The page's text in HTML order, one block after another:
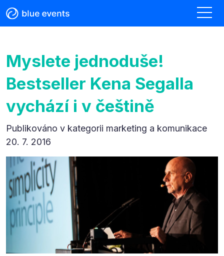
Myslete jednoduše!
Bestseller Kena Segalla
vychází i v češtině
Publikováno v kategorii marketing a komunikace
20. 7. 2016